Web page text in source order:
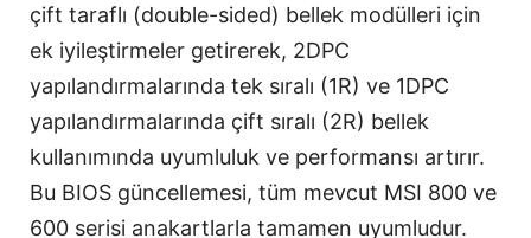
çift taraflı (double-sided) bellek modülleri için
ek iyileştirmeler getirerek, 2DPC
yapılandırmalarında tek sıralı (1R) ve 1DPC
yapılandırmalarında çift sıralı (2R) bellek
kullanımında uyumluluk ve performansı artırır.
Bu BIOS güncellemesi, tüm mevcut MSI 800 ve
600 serisi anakartlarla tamamen uyumludur.